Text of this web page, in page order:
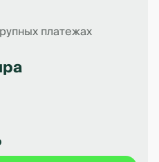
платежах